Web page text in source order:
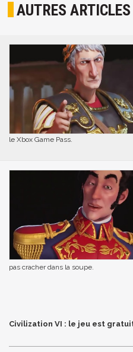
AUTRES ARTICLES
le Xbox Game Pass.
pas cracher dans la soupe.
Civilization VI : le jeu est